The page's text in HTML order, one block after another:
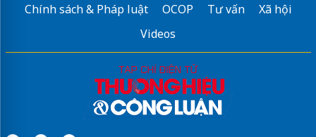
Chính sách & Pháp luật
OCOP Tư vấn
Xã hội
Videos